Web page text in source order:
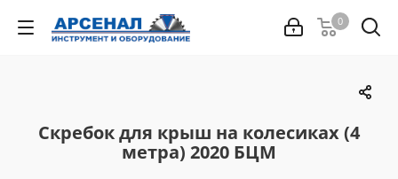
0
Скребок для крыш на колесиках (4
метра) 2020 БЦМ